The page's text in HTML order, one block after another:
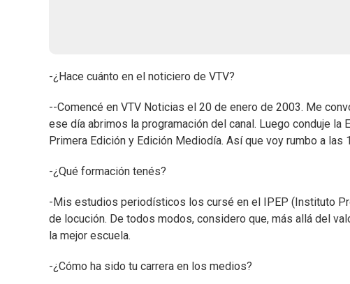
-¿Hace cuánto en el noticiero de VTV?
--Comencé en VTV Noticias el 20 de enero de 2003. Me
ese día abrimos la programación del canal. Luego conduje
Primera Edición y Edición Mediodía. Así que voy rumbo a las
-¿Qué formación tenés?
-Mis estudios periodísticos los cursé en el IPEP (Instituto
de locución. De todos modos, considero que, más allá del
la mejor escuela.
-¿Cómo ha sido tu carrera en los medios?